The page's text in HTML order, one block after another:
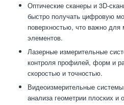
Оптические сканеры и 3D-
быстро получать цифровую
поверхностью, что важно для
элементов.
Лазерные измерительные
контроля профилей, форм и
скоростью и точностью.
Видеоизмерительные
анализа геометрии плоских и